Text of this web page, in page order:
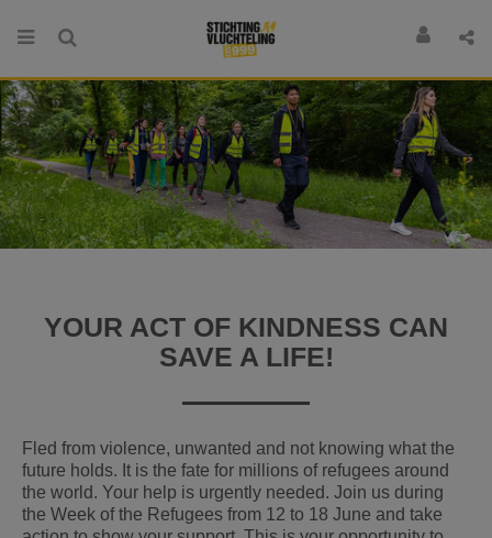
YOUR ACT OF KINDNESS CAN
SAVE A LIFE!
Fled from violence, unwanted and not knowing what the
future holds. It is the fate for millions of refugees around
the world. Your help is urgently needed. Join us during
the Week of the Refugees from 12 to 18 June and take